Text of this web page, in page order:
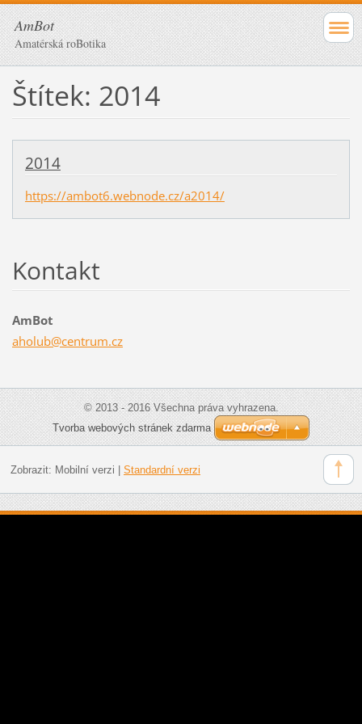
AmBot
Amatérská roBotika
Štítek: 2014
2014
https://ambot6.webnode.cz/a2014/
Kontakt
AmBot
aholub@centrum.cz
© 2013 - 2016 Všechna práva vyhrazena.
Tvorba webových stránek zdarma
Zobrazit: Mobilní verzi Standardní verzi